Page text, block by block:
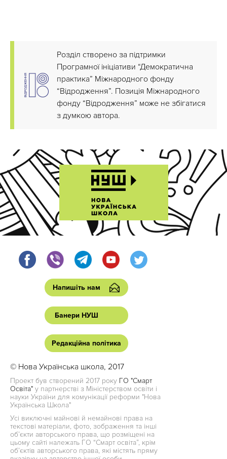
Розділ створено за підтримки
Програмної ініціативи “Демократична
практика” Міжнародного фонду
“Відродження”. Позиція Міжнародного
фонду “Відродження” може не збігатися
з думкою автора.
Напишіть нам
Банери НУШ
Редакційна політика
© Нова Українська школа, 2017
Проект був створений 2017 року ГО "Смарт
Освіта" у партнерстві з Міністерством освіти і
науки України для комунікації реформи "Нова
Українська Школа"
Усі виключні майнові й немайнові права на
текстові матеріали, фото, зображення та інші
об’єкти авторського права, що розміщені на
цьому сайті належать ГО “Смарт освіта”, крім
об’єктів авторського права, які містять пряму